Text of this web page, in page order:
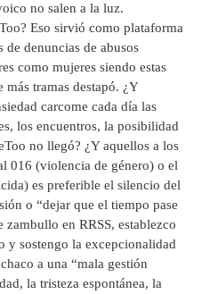
no salen a la luz.
Eso sirvió como plataforma
de denuncias de abusos
como mujeres siendo estas
tramas destapó. ¿Y
carcome cada día las
los encuentros, la posibilidad
no llegó? ¿Y aquellos a los
016 (violencia de género) o el
es preferible el silencio del
o “dejar que el tiempo pase
en RRSS, establezco
y sostengo la excepcionalidad
a una “mala gestión
la tristeza espontánea, la